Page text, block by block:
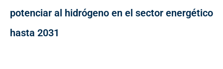
potenciar al hidrógeno en el sector energético
hasta 2031